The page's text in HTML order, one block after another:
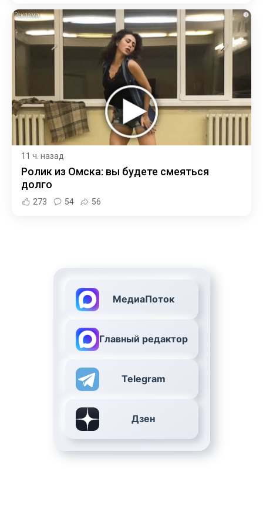
i
11 ч. назад
Ролик из Омска: вы будете смеяться
долго
273 54 56
МедиаПоток
Главный редактор
Telegram
Дзен